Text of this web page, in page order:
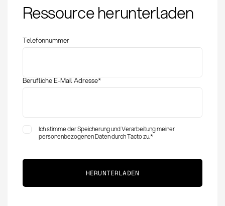
Definition, Analyse
und strategische
Ressource herunterladen
Telefonnummer
Berufliche E-Mail Adresse*
Ich stimme der Speicherung und Verarbeitung meiner
personenbezogenen Daten durch Tacto zu.*